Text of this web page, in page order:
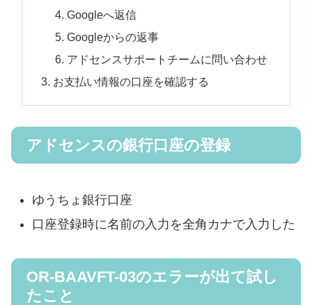
Googleへ返信
Googleからの返事
アドセンスサポートチームに問い合わせ
お支払い情報の口座を確認する
アドセンスの銀行口座の登録
ゆうちょ銀行口座
口座登録時に名前の入力を全角カナで入力した
OR-BAAVFT-03のエラーが出て試し
たこと